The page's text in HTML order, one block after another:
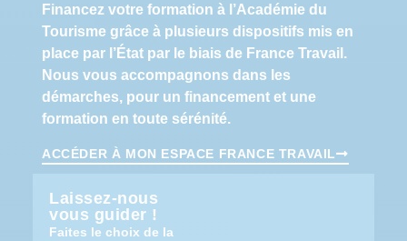
Financez votre formation à l’Académie du
Tourisme grâce à plusieurs dispositifs mis en
place par l’État par le biais de France Travail.
Nous vous accompagnons dans les
démarches, pour un financement et une
formation en toute sérénité.
ACCÉDER À MON ESPACE FRANCE TRAVAIL
Laissez-nous
vous guider !
Faites le choix de la